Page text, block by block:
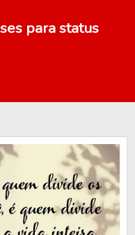
para status